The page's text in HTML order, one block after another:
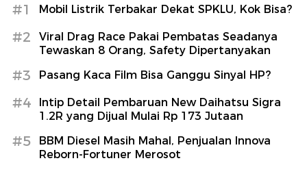
#1 Mobil Listrik Terbakar Dekat SPKLU, Kok Bisa?
#2
Viral Drag Race Pakai Pembatas Seadanya
Tewaskan 8 Orang, Safety Dipertanyakan
#3 Pasang Kaca Film Bisa Ganggu Sinyal HP?
#4
Intip Detail Pembaruan New Daihatsu Sigra
1.2R yang Dijual Mulai Rp 173 Jutaan
#5
BBM Diesel Masih Mahal, Penjualan Innova
Reborn-Fortuner Merosot